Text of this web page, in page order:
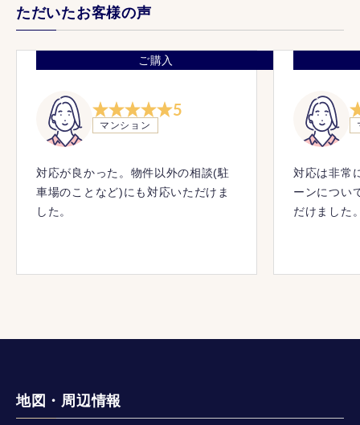
ただいたお客様の声
ご購入
5
マンション
対応が良かった。物件以外の相談(駐
車場のことなど)にも対応いただけま
した。
対応は非常
ーンについ
だけました
地図・周辺情報